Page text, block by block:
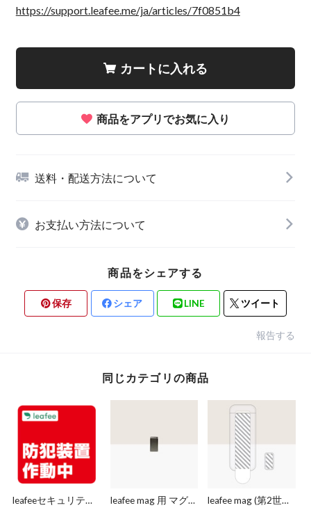
https://support.leafee.me/ja/articles/7f0851b4
カートに入れる
商品をアプリでお気に入り
送料・配送方法について
お支払い方法について
商品をシェアする
保存 シェア LINE ツイート
報告する
同じカテゴリの商品
leafeeセキュリティ
leafee mag 用 マグネ
leafee mag (第2世代)